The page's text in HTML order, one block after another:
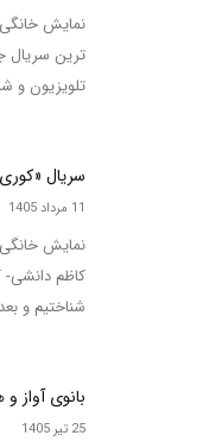
نمایش
ترین سریال
تلویزیون و
سریال
11 مرداد 1405
نمایش
کاظم دانشی-
شناختیم و
بانوی آواز و
25 تیر 1405